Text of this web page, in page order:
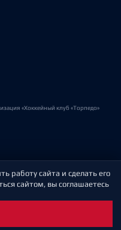
«Хоккейный клуб «Торпедо»
работу сайта и сделать его
сайтом, вы соглашаетесь